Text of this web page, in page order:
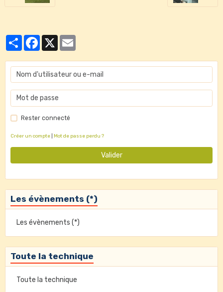
PartagerFacebook
X
Rester connecté
Créer un compte Mot de passe perdu ?
Valider
Les évènements (*)
Les évènements (*)
Toute la technique
Toute la technique